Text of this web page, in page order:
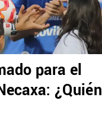
para el
¿Quién